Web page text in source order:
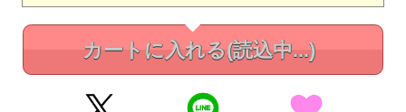
カートに入れる(読込中...)